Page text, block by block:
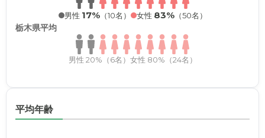
男性 17%（10名） 女性 83%（50名）
栃木県平均
男性 20%（6名） 女性 80%（24名）
平均年齢